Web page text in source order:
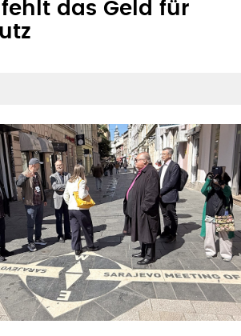
das Geld für